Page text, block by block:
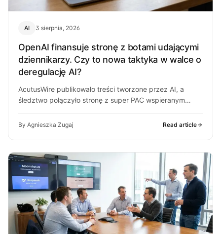
AI 3 sierpnia, 2026
OpenAI finansuje stronę z botami udającymi
dziennikarzy. Czy to nowa taktyka w walce o
deregulację AI?
AcutusWire publikowało treści tworzone przez AI, a
śledztwo połączyło stronę z super PAC wspieranym
By Agnieszka Zugaj Read article